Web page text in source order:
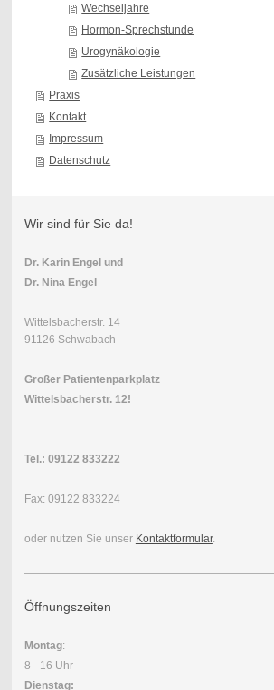
Wechseljahre
Hormon-Sprechstunde
Urogynäkologie
Zusätzliche Leistungen
Praxis
Kontakt
Impressum
Datenschutz
Wir sind für Sie da!
Dr. Karin Engel und
Dr. Nina Engel
Wittelsbacherstr. 14
91126 Schwabach
Großer Patientenparkplatz
Wittelsbacherstr. 12!
Tel.: 09122 833222
Fax: 09122 833224
oder nutzen Sie unser Kontaktformular.
Öffnungszeiten
Montag:
8 - 16 Uhr
Dienstag: